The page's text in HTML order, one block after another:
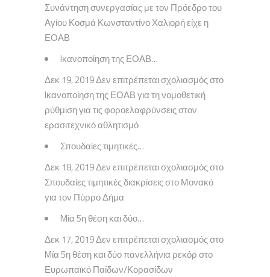
Συνάντηση συνεργασίας με τον Πρόεδρο του
Αγίου Κοσμά Κωνσταντίνο Χαλιορή είχε η
ΕΟΑΒ
Iκανοποίηση της ΕΟΑΒ…
Δεκ 19, 2019 Δεν επιτρέπεται σχολιασμός στο
Iκανοποίηση της ΕΟΑΒ για τη νομοθετική
ρύθμιση για τις φοροελαφρύνσεις στον
ερασιτεχνικό αθλητισμό
Σπουδαίες τιμητικές…
Δεκ 18, 2019 Δεν επιτρέπεται σχολιασμός στο
Σπουδαίες τιμητικές διακρίσεις στο Μονακό
για τον Πύρρο Δήμα
Mία 5η θέση και δύο…
Δεκ 17, 2019 Δεν επιτρέπεται σχολιασμός στο
Mία 5η θέση και δύο πανελλήνια ρεκόρ στο
Ευρωπαϊκό Παίδων/Κορασίδων